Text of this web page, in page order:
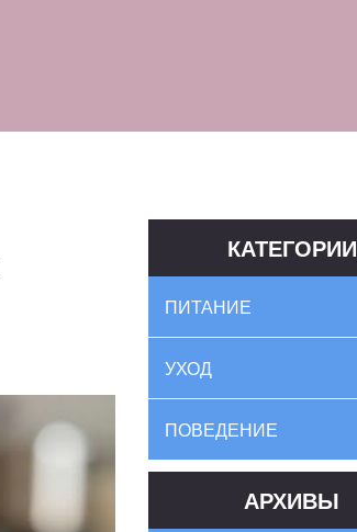
КАТЕГОРИИ
ПИТАНИЕ
УХОД
ПОВЕДЕНИЕ
АРХИВЫ